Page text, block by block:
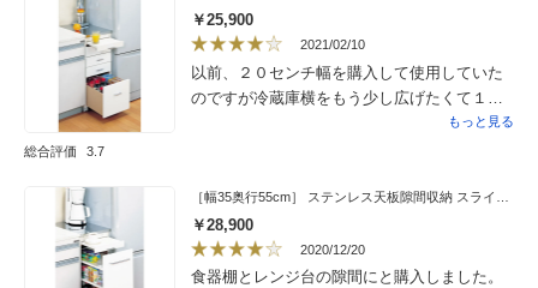
に設置していただきました、ありがとうござ
いました。
総合評価 3.7
￥25,900
2021/02/10
以前、２０センチ幅を購入して使用していた
のですが冷蔵庫横をもう少し広げたくて１５
センチ幅を購入しました。引き出しに収納で
ベッド枕元の窓したで活躍してます。
もっと見る
￥28,900
2020/12/20
食器棚とレンジ台の隙間にと購入しました。